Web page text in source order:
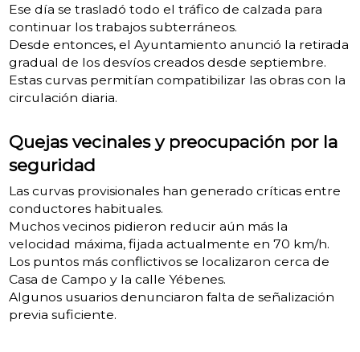
Ese día se trasladó todo el tráfico de calzada para
continuar los trabajos subterráneos.
Desde entonces, el Ayuntamiento anunció la retirada
gradual de los desvíos creados desde septiembre.
Estas curvas permitían compatibilizar las obras con la
circulación diaria.
Quejas vecinales y preocupación por la
seguridad
Las curvas provisionales han generado críticas entre
conductores habituales.
Muchos vecinos pidieron reducir aún más la
velocidad máxima, fijada actualmente en 70 km/h.
Los puntos más conflictivos se localizaron cerca de
Casa de Campo y la calle Yébenes.
Algunos usuarios denunciaron falta de señalización
previa suficiente.